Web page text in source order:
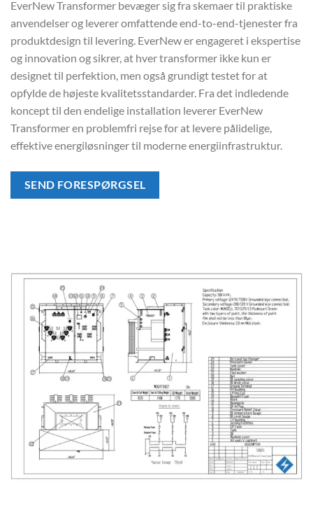
EverNew Transformer bevæger sig fra skemaer til praktiske
anvendelser og leverer omfattende end-to-end-tjenester fra
produktdesign til levering. EverNew er engageret i ekspertise
og innovation og sikrer, at hver transformer ikke kun er
designet til perfektion, men også grundigt testet for at
opfylde de højeste kvalitetsstandarder. Fra det indledende
koncept til den endelige installation leverer EverNew
Transformer en problemfri rejse for at levere pålidelige,
effektive energiløsninger til moderne energiinfrastruktur.
SEND FORESPØRGSEL